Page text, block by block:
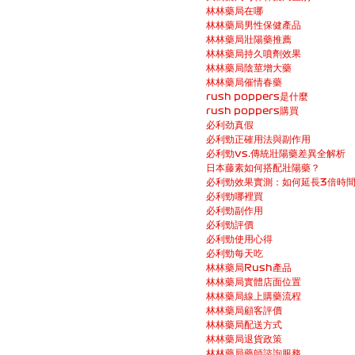
林林藥局在哪
林林藥局男性保健產品
林林藥局壯陽藥推薦
林林藥局持久噴劑效果
林林藥局陰莖增大藥
林林藥局催情春藥
rush poppers是什麼
rush poppers購買
必利劲真假
必利勁正確用法與副作用
必利勁vs.傳統壯陽藥差異全解析
日本藤素如何搭配壯陽藥？
必利勁效果實測：如何延長3倍時
必利勁哪裡買
必利勁副作用
必利勁評價
必利勁使用心得
必利勁每天吃
林林藥局Rush產品
林林藥局實體店面位置
林林藥局線上購藥流程
林林藥局顧客評價
林林藥局配送方式
林林藥局退貨政策